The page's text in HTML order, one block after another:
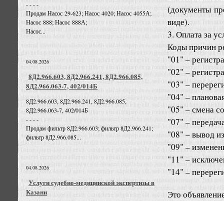
- - - -
Продам Насос 29-623; Насос 4020; Насос 4055А;
Насос 888; Насос 888А;
Насос...
04.08.2026
8Д2.966.603, 8Д2.966.241, 8Д2.966.085,
8Д2.966.063-7, 402/014Б
8Д2.966.603, 8Д2.966.241, 8Д2.966.085,
8Д2.966.063-7, 402/014Б
- - - -
Продам фильтр 8Д2.966.603; фильтр 8Д2.966.241;
фильтр 8Д2.966.085...
04.08.2026
Услуги судебно-медицинской экспертизы в
Казани
(документы
виде).
3. Оплата за
Коды причин
"01" –
"02" –
"03" –
"04" –
"05" – смена
"07" –
"08" – вывод
"09" –
"11" –
"14" –
Это